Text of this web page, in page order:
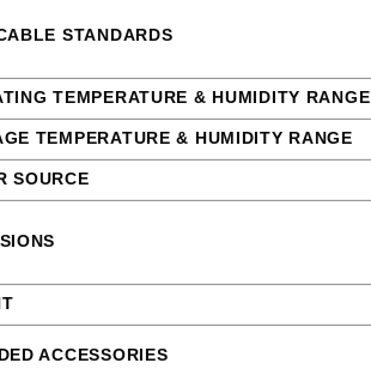
STANDARDS
TEMPERATURE & HUMIDITY RANGE
TEMPERATURE & HUMIDITY RANGE
SOURCE
ACCESSORIES